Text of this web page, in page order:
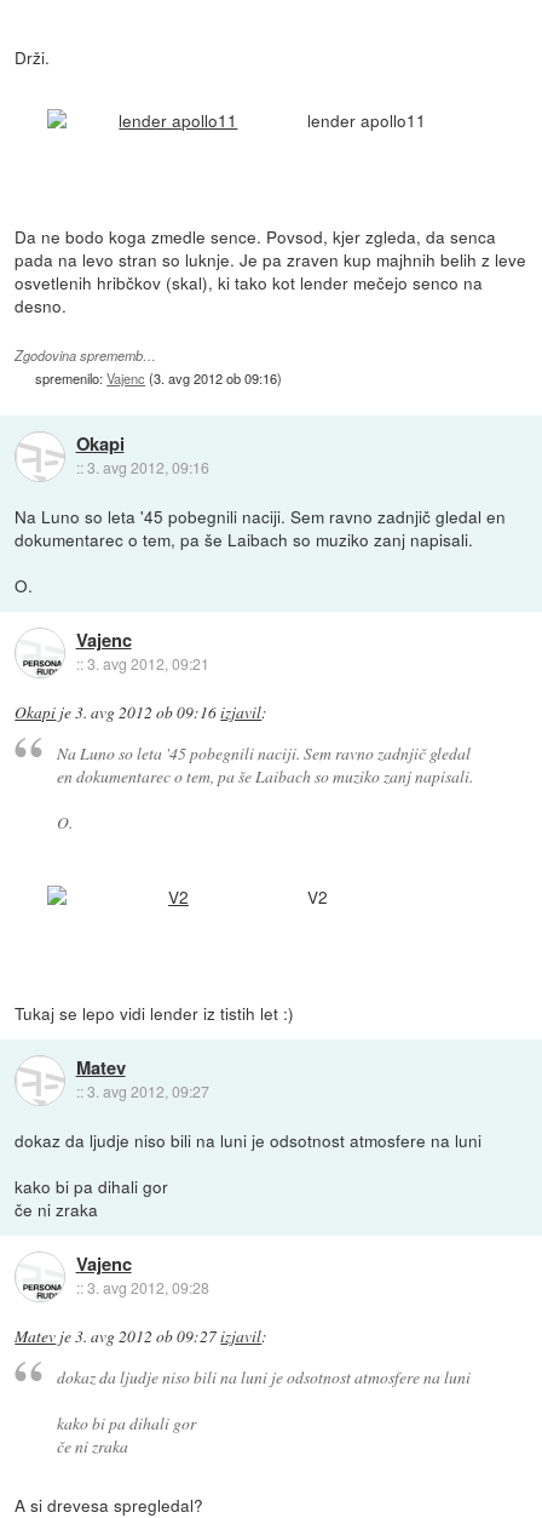
Drži.
lender apollo11
Da ne bodo koga zmedle sence. Povsod, kjer zgleda, da senca
pada na levo stran so luknje. Je pa zraven kup majhnih belih z leve
osvetlenih hribčkov (skal), ki tako kot lender mečejo senco na
desno.
Zgodovina sprememb…
spremenilo:Vajenc (3. avg 2012 ob 09:16)
Okapi
::3. avg 2012, 09:16
Na Luno so leta '45 pobegnili naciji. Sem ravno zadnjič gledal en
dokumentarec o tem, pa še Laibach so muziko zanj napisali.
O.
Vajenc
::3. avg 2012, 09:21
Okapi je3. avg 2012 ob 09:16izjavil:
Na Luno so leta '45 pobegnili naciji. Sem ravno zadnjič gledal
en dokumentarec o tem, pa še Laibach so muziko zanj napisali.
O.
V2
Tukaj se lepo vidi lender iz tistih let :)
Matev
::3. avg 2012, 09:27
dokaz da ljudje niso bili na luni je odsotnost atmosfere na luni
kako bi pa dihali gor
če ni zraka
Vajenc
::3. avg 2012, 09:28
Matev je3. avg 2012 ob 09:27izjavil:
dokaz da ljudje niso bili na luni je odsotnost atmosfere na luni
kako bi pa dihali gor
če ni zraka
A si drevesa spregledal?